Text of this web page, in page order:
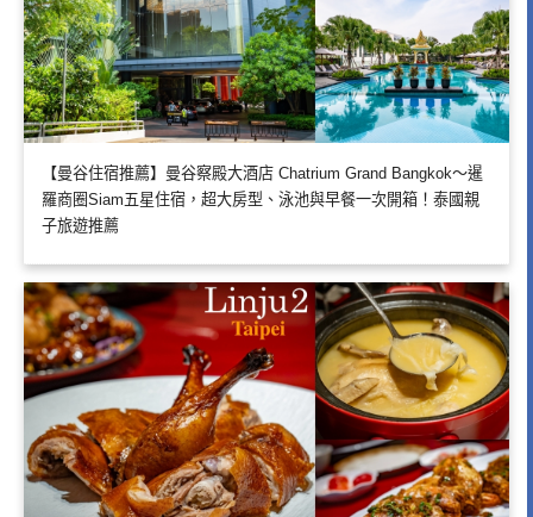
【曼谷住宿推薦】曼谷察殿大酒店 Chatrium Grand Bangkok～暹
羅商圈Siam五星住宿，超大房型、泳池與早餐一次開箱！泰國親
子旅遊推薦